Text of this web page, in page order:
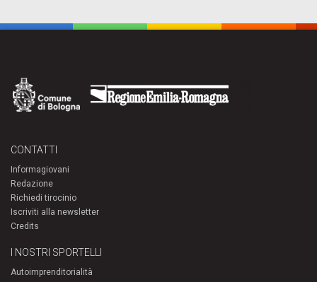
CONTATTI
Informagiovani
Redazione
Richiedi tirocinio
Iscriviti alla newsletter
Credits
I NOSTRI SPORTELLI
Autoimprenditorialità